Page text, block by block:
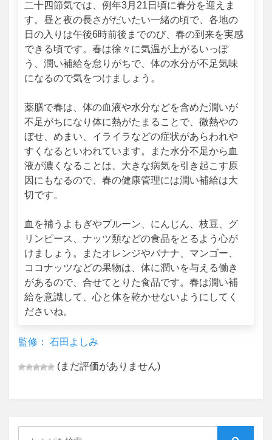
二十四節気では、例年3月21日頃に春分を迎えま
す。昼と夜の長さがだいたい一緒の頃で、各地の
日の入りは午後6時前後までのび、春の到来を実感
できる頃です。春は徐々に気温が上がるいっぽ
う、潤い補給を怠りがちで、体の水分が不足気味
になるので気をつけましょう。
薬膳で春は、体の血液や水分などを含めた潤いが
不足がちになり体に熱がたまることで、微熱やの
ぼせ、めまい、イライラなどの症状があらわれや
すくなるといわれています。また水分不足から血
液が濃くなることは、大きな病気を引き起こす原
因にもなるので、春の健康管理には潤い補給は大
切です。
血を補うよもぎやプルーン、にんじん、枝豆、グ
リンピース、ナッツ類などの食品をとるよう心が
けましょう。またオレンジやバナナ、マンゴー、
ココナッツなどの果物は、体に潤いを与える働き
があるので、合せてとりた食品です。春は潤い補
給を意識して、心と体を乾かせないようにしてく
ださいね。
監修： 石田よしみ
(まだ評価がありません)